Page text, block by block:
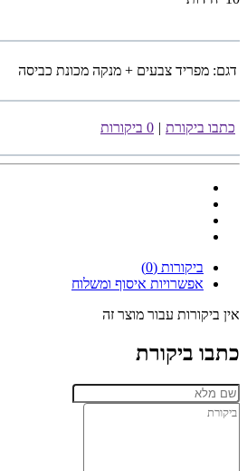
דגם: מפריד צבעים + מנקה מכונת כביסה
כתבו ביקורת | 0 ביקורות
ביקורות (0)
אפשרויות איסוף ומשלוח
אין ביקורות עבור מוצר זה
כתבו ביקורת